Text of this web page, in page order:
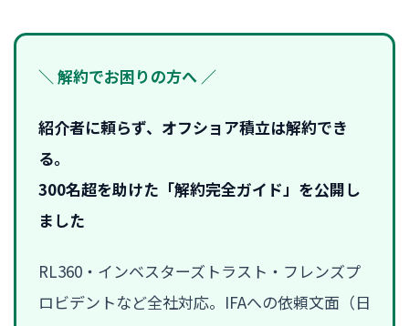
＼ 解約でお困りの方へ ／
紹介者に頼らず、オフショア積立は解約でき
る。
300名超を助けた「解約完全ガイド」を公開し
ました
RL360・インベスターズトラスト・フレンズプ
ロビデントなど全社対応。IFAへの依頼文面（日